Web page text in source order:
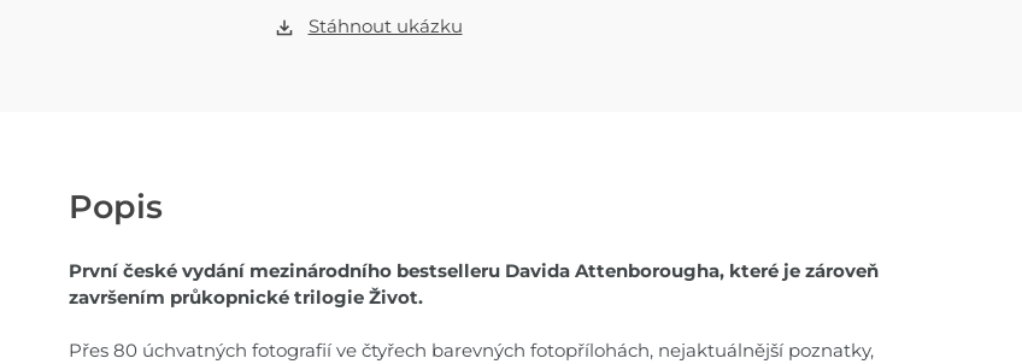
Stáhnout ukázku
Popis
První české vydání mezinárodního bestselleru Davida Attenborougha, které je zároveň
završením průkopnické trilogie Život.
Přes 80 úchvatných fotografií ve čtyřech barevných fotopřílohách, nejaktuálnější poznatky,